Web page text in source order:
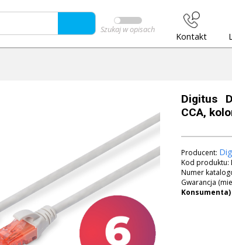
Szukaj w opisach
Kontakt
Digitus
CCA,
Producent:
Kod produktu:
Numer
Gwarancja